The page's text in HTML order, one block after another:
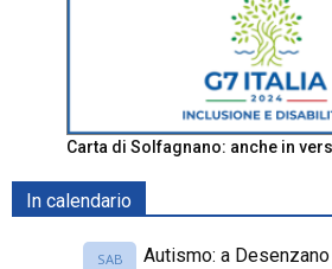
Carta di Solfagnano: anche in
In calendario
SAB
Autismo: a